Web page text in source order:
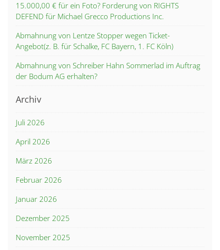
15.000,00 € für ein Foto? Forderung von RIGHTS
DEFEND für Michael Grecco Productions Inc.
Abmahnung von Lentze Stopper wegen Ticket-
Angebot(z. B. für Schalke, FC Bayern, 1. FC Köln)
Abmahnung von Schreiber Hahn Sommerlad im Auftrag
der Bodum AG erhalten?
Archiv
Juli 2026
April 2026
März 2026
Februar 2026
Januar 2026
Dezember 2025
November 2025